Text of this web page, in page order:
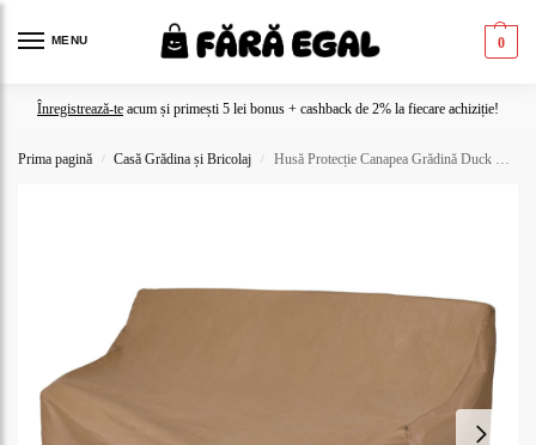
MENU 0
Înregistrează-te acum și primești 5 lei bonus + cashback de 2% la fiecare achiziție!
Prima pagină / Casă Grădina și Bricolaj / Husă Protecție Canapea Grădină Duck Covers Essential, 230cm, Impermeabilă